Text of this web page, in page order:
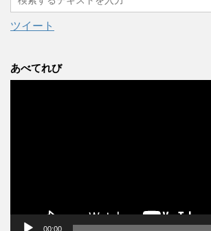
ブ
ツイート
あべてれび
00:00